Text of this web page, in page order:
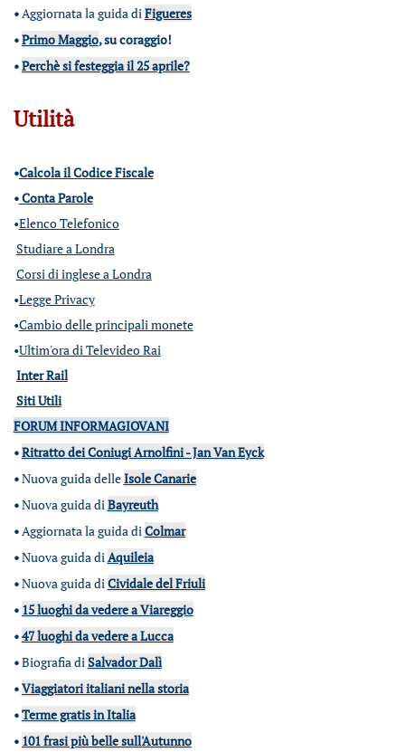
•Aggiornata la guida diFigueres
•Primo Maggio, su coraggio!
•Perchè si festeggia il 25 aprile?
Utilità
•Calcola il Codice Fiscale
•Conta Parole
•Elenco Telefonico
Studiare a Londra
Corsi di inglese a Londra
•Legge Privacy
•Cambio delle principali monete
•Ultim'ora di Televideo Rai
Inter Rail
Siti Utili
FORUM INFORMAGIOVANI
•Ritratto dei Coniugi Arnolfini - Jan Van Eyck
•Nuova guida delleIsole Canarie
•Nuova guida diBayreuth
•Aggiornata la guida diColmar
•Nuova guida diAquileia
•Nuova guida diCividale del Friuli
• 15 luoghi da vedere a Viareggio
•47 luoghi da vedere a Lucca
•Biografia diSalvador Dalì
•Viaggiatori italiani nella storia
•Terme gratis in Italia
• 101 frasi più belle sull'Autunno